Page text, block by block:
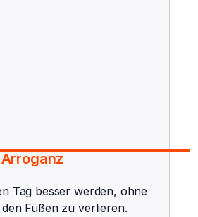
Tag besser werden, ohne
Füßen zu verlieren.